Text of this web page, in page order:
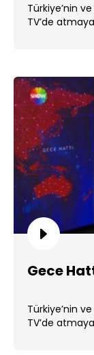
Türkiye’nin
TV’de
Gece
Türkiye’nin
TV’de